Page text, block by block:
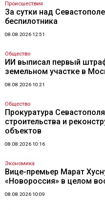
Происшествия
За сутки над
беспилотника
08.08.2026 12:51
Общество
ИИ выписал первый
земельном участке в
08.08.2026 10:21
Общество
Прокуратура
строительства и
объектов
08.08.2026 10:16
Экономика
Вице-премьер Марат
«Новороссия» в целом
08.08.2026 10:09